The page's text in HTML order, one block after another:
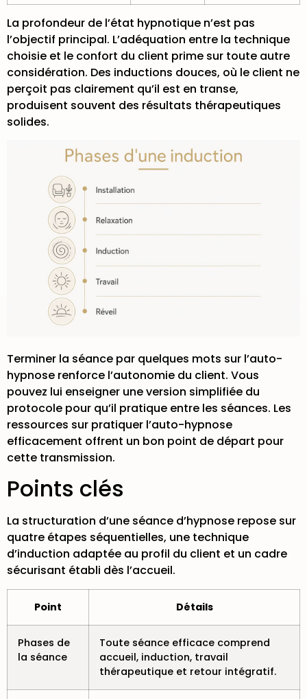
La profondeur de l’état hypnotique n’est pas
l’objectif principal. L’adéquation entre la technique
choisie et le confort du client prime sur toute autre
considération. Des inductions douces, où le client ne
perçoit pas clairement qu’il est en transe,
produisent souvent des résultats thérapeutiques
solides.
Terminer la séance par quelques mots sur l’auto-
hypnose renforce l’autonomie du client. Vous
pouvez lui enseigner une version simplifiée du
protocole pour qu’il pratique entre les séances. Les
ressources sur pratiquer l’auto-hypnose
efficacement offrent un bon point de départ pour
cette transmission.
Points clés
La structuration d’une séance d’hypnose repose sur
quatre étapes séquentielles, une technique
d’induction adaptée au profil du client et un cadre
sécurisant établi dès l’accueil.
Point Détails
Phases de
la séance
Toute séance efficace comprend
accueil, induction, travail
thérapeutique et retour intégratif.